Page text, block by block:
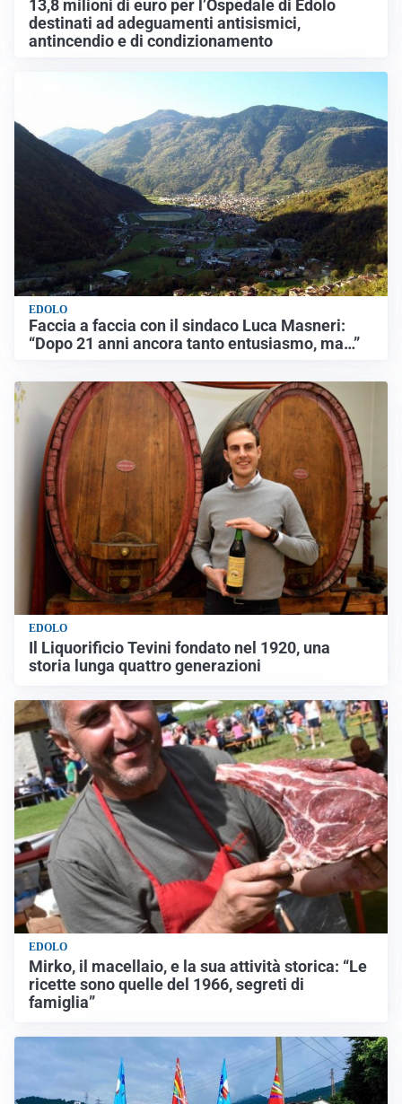
13,8 milioni di euro per l’Ospedale di Edolo
destinati ad adeguamenti antisismici,
antincendio e di condizionamento
EDOLO
Faccia a faccia con il sindaco Luca Masneri:
“Dopo 21 anni ancora tanto entusiasmo, ma…”
EDOLO
Il Liquorificio Tevini fondato nel 1920, una
storia lunga quattro generazioni
EDOLO
Mirko, il macellaio, e la sua attività storica: “Le
ricette sono quelle del 1966, segreti di
famiglia”